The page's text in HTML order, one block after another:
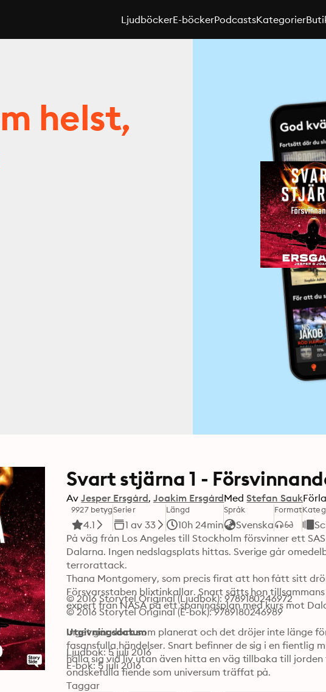
LjudböckerE-böckerPodcastsKategorier
helst,
Svart stjärna 1 -
Av Jesper Ersgård Joakim ErsgårdMed Stefan Sauk
9927 betyg
4.1
Serier
1 av 33
Längd
10h 24min
Språk
Svenska
Format
På väg från Los Angeles till Stockholm försvinner ett
Dalarna. Ingen nedslagsplats hittas. Sverige går
terrorattack.
Thana Montgomery, som precis firat att hon fått sitt
Försvarsstaben blixtinkallar. Snart sätts hon
expert från NASA på ett spaningsplan med kurs mot
Inget går dock som planerat och det dröjer inte länge
fasansfulla händelser. Snart befinner de sig i en fientlig
hålla sig vid liv utan även hitta en väg tillbaka till
ondskefulla fiende som universum träffat på.
© 2016 Storytel Original (Ljudbok): 9789180246972
© 2016 Storytel Original (E-bok): 9789180246989
Utgivningsdatum
Ljudbok: 5 juli 2016
E-bok: 5 juli 2016
Taggar